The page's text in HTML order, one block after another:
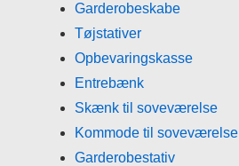
Garderobeskabe
Tøjstativer
Opbevaringskasse
Entrebænk
Skænk til soveværelse
Kommode til soveværelse
Garderobestativ